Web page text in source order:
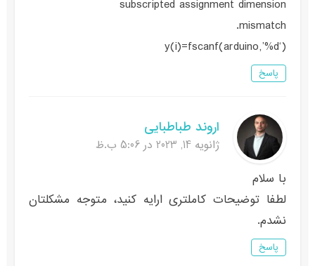
subscripted assignment dimension
mismatch.
(‘y(i)=fscanf(arduino,’%d
پاسخ
اروند طباطبایی
ژانویه 14, 2023 در 5:06 ب.ظ
با سلام
لطفا توضیحات کاملتری ارایه کنید، متوجه مشکلتان
نشدم.
پاسخ